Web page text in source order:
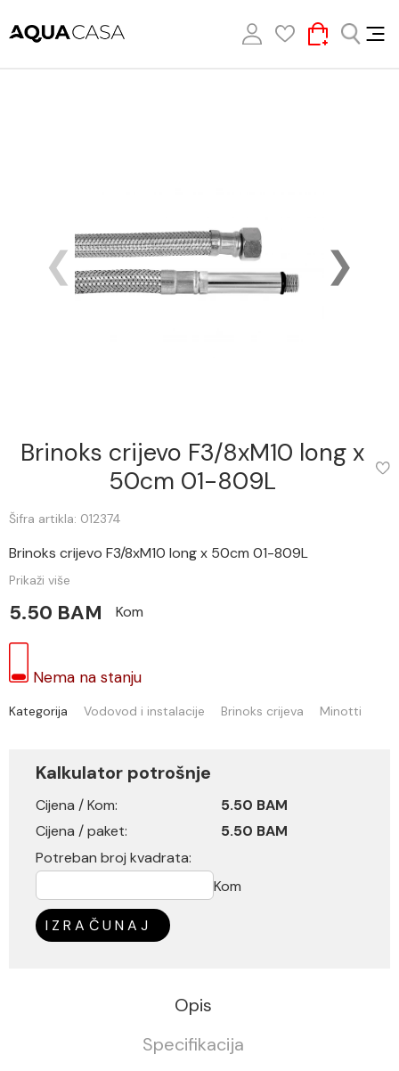
Brinoks crijevo F3/8xM10 long x
50cm 01-809L
Šifra artikla: 012374
Brinoks crijevo F3/8xM10 long x 50cm 01-809L
Prikaži više
5.50 BAM Kom
Nema na stanju
Kategorija Vodovod i instalacije Brinoks crijeva Minotti
Kalkulator potrošnje
Cijena / Kom:
5.50 BAM
Cijena / paket:
5.50 BAM
Potreban broj kvadrata:
Kom
IZRAČUNAJ
Opis
Specifikacija